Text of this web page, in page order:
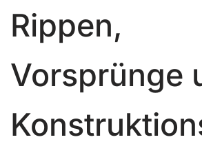
Rippen,
Vorsprünge